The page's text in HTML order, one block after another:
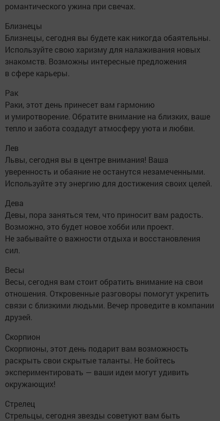
романтического ужина при свечах.
Близнецы
Близнецы, сегодня вы будете как никогда обаятельны.
Используйте свою харизму для налаживания новых
знакомств. Возможны интересные предложения
в сфере карьеры.
Рак
Раки, этот день принесет вам гармонию
и умиротворение. Обратите внимание на близких, ваше
тепло и забота создадут атмосферу уюта и любви.
Лев
Львы, сегодня вы в центре внимания! Ваша
уверенность и обаяние не останутся незамеченными.
Используйте эту энергию для достижения своих целей.
Дева
Девы, пора заняться тем, что приносит вам радость.
Возможно, это будет новое хобби или проект.
Не забывайте о важности отдыха и восстановления
сил.
Весы
Весы, сегодня вам стоит обратить внимание на свои
отношения. Откровенные разговоры помогут укрепить
связи с близкими людьми. Вечер проведите в компании
друзей.
Скорпион
Скорпионы, этот день подарит вам возможность
раскрыть свои скрытые таланты. Не бойтесь
экспериментировать — ваши идеи могут удивить
окружающих!
Стрелец
Стрельцы, сегодня звезды советуют вам быть